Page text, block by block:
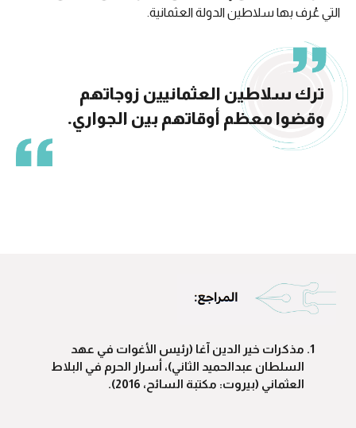
التي عُرف بها سلاطين الدولة العثمانية.
ترك سلاطين العثمانيين زوجاتهم
وقضوا معظم أوقاتهم بين الجواري.
مذكرات خير الدين آغا (رئيس الأغوات في عهد
السلطان عبدالحميد الثاني)، أسرار الحرم في البلاط
العثماني (بيروت: مكتبة السائح، 2016).